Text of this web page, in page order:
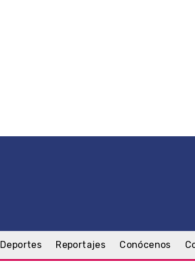
Deportes Reportajes Conócenos